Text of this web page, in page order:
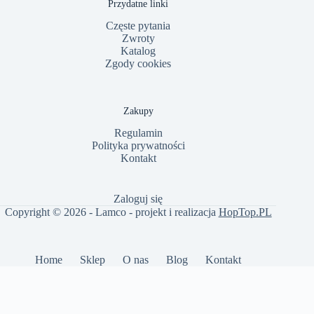
Przydatne linki
Częste pytania
Zwroty
Katalog
Zgody cookies
Zakupy
Regulamin
Polityka prywatności
Kontakt
Zaloguj się
Copyright © 2026 - Lamco - projekt i realizacja HopTop.PL
Home Sklep O nas Blog Kontakt